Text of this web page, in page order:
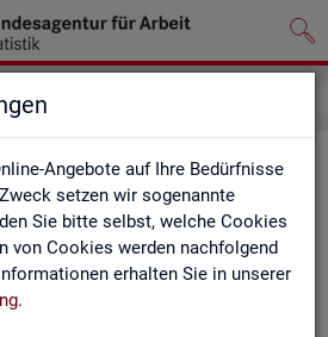
Angebote auf Ihre Bedürfnisse
setzen wir sogenannte
Sie bitte selbst, welche Cookies
von Cookies werden nachfolgend
erhalten Sie in unserer
.
wei­te­rer Sta­tis­tik­an­ge­bo­te an­
In­sti­tu­tio­nen: